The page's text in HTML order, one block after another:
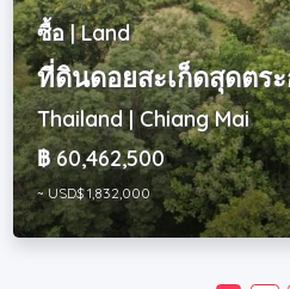
ซื้อ | Land
ที่ดินดอยสะเก็ดสุดตร
Thailand | Chiang Mai
฿ 60,462,500
~ USD$ 1,832,000